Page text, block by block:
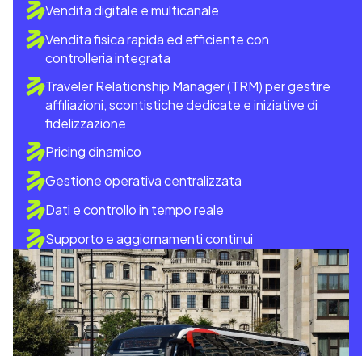
Vendita digitale e multicanale
Vendita fisica rapida ed efficiente con
controlleria integrata
Traveler Relationship Manager (TRM) per gestire
affiliazioni, scontistiche dedicate e iniziative di
fidelizzazione
Pricing dinamico
Gestione operativa centralizzata
Dati e controllo in tempo reale
Supporto e aggiornamenti continui